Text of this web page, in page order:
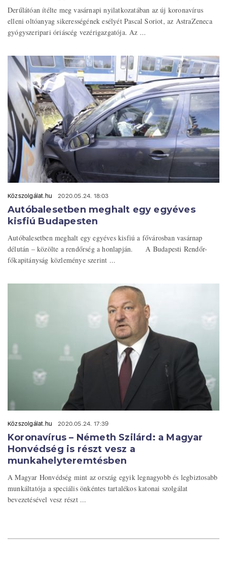
Derűlátóan ítélte meg vasárnapi nyilatkozatában az új koronavírus
elleni oltóanyag sikerességének esélyét Pascal Soriot, az AstraZeneca
gyógyszeripari óriáscég vezérigazgatója. Az ...
Közszolgálat.hu 2020.05.24. 18:03
Autóbalesetben meghalt egy egyéves
kisfiú Budapesten
Autóbalesetben meghalt egy egyéves kisfiú a fővárosban vasárnap
délután – közölte a rendőrség a honlapján. A Budapesti Rendőr-
főkapitányság közleménye szerint ...
Közszolgálat.hu 2020.05.24. 17:39
Koronavírus – Németh Szilárd: a Magyar
Honvédség is részt vesz a
munkahelyteremtésben
A Magyar Honvédség mint az ország egyik legnagyobb és legbiztosabb
munkáltatója a speciális önkéntes tartalékos katonai szolgálat
bevezetésével vesz részt ...